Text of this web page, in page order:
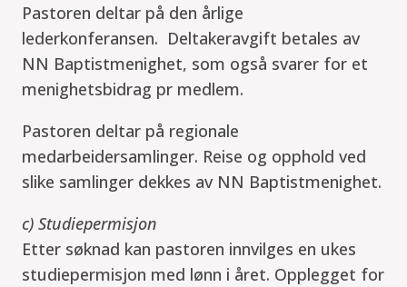
Pastoren deltar på den årlige
lederkonferansen. Deltakeravgift betales av
NN Baptistmenighet, som også svarer for et
menighetsbidrag pr medlem.
Pastoren deltar på regionale
medarbeidersamlinger. Reise og opphold ved
slike samlinger dekkes av NN Baptistmenighet.
c) Studiepermisjon
Etter søknad kan pastoren innvilges en ukes
studiepermisjon med lønn i året. Opplegget for